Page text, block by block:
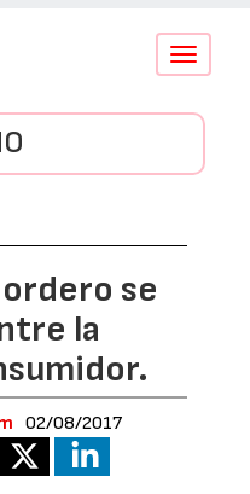
Conmutar
se
la
02/08/2017